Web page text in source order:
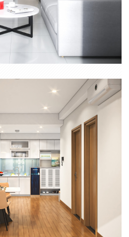
CĂN HỘ 2 PHÒNG NGỦ BCONS
TRỌN GÓI CĂN HỘ 2 PN SAIGON
SOUTH